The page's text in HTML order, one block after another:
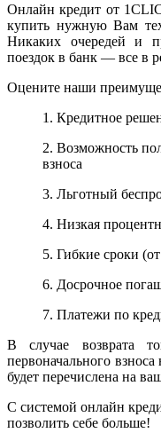
Онлайн кредит от
купить нужную Вам
Никаких очередей и
поездок в банк — все в
Оцените наши
1. Кредитное
2. Возможность
взноса
3. Льготный
4. Низкая
5. Гибкие сроки
6. Досрочное
7. Платежи по
В случае возврата
первоначального
будет перечислена на
С системой онлайн
позволить себе больше!